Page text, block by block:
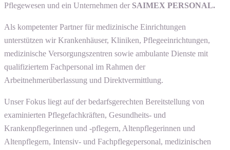
Pflegewesen und ein Unternehmen der SAIMEX PERSONAL.
Als kompetenter Partner für medizinische Einrichtungen
unterstützen wir Krankenhäuser, Kliniken, Pflegeeinrichtungen,
medizinische Versorgungszentren sowie ambulante Dienste mit
qualifiziertem Fachpersonal im Rahmen der
Arbeitnehmerüberlassung und Direktvermittlung.
Unser Fokus liegt auf der bedarfsgerechten Bereitstellung von
examinierten Pflegefachkräften, Gesundheits- und
Krankenpflegerinnen und -pflegern, Altenpflegerinnen und
Altenpflegern, Intensiv- und Fachpflegepersonal, medizinischen